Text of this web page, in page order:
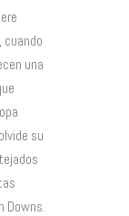
cuando
una
su
Downs.